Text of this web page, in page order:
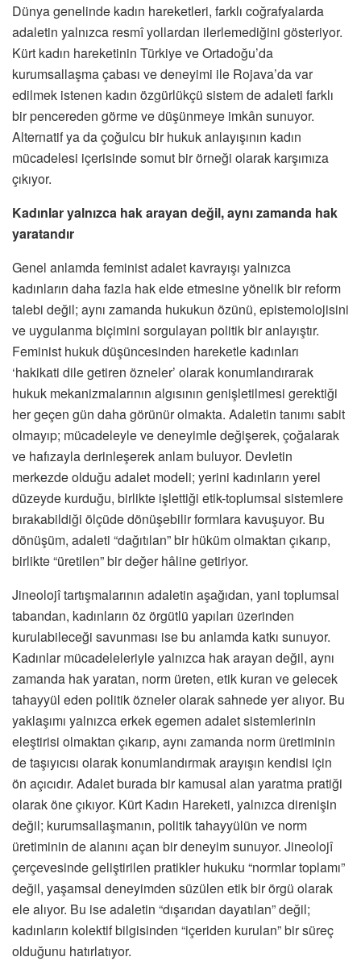
Dünya genelinde kadın hareketleri, farklı coğrafyalarda
adaletin yalnızca resmî yollardan ilerlemediğini gösteriyor.
Kürt kadın hareketinin Türkiye ve Ortadoğu’da
kurumsallaşma çabası ve deneyimi ile Rojava’da var
edilmek istenen kadın özgürlükçü sistem de adaleti farklı
bir pencereden görme ve düşünmeye imkân sunuyor.
Alternatif ya da çoğulcu bir hukuk anlayışının kadın
mücadelesi içerisinde somut bir örneği olarak karşımıza
çıkıyor.
Kadınlar yalnızca hak arayan değil, aynı zamanda hak
yaratandır
Genel anlamda feminist adalet kavrayışı yalnızca
kadınların daha fazla hak elde etmesine yönelik bir reform
talebi değil; aynı zamanda hukukun özünü, epistemolojisini
ve uygulanma biçimini sorgulayan politik bir anlayıştır.
Feminist hukuk düşüncesinden hareketle kadınları
‘hakikati dile getiren özneler’ olarak konumlandırarak
hukuk mekanizmalarının algısının genişletilmesi gerektiği
her geçen gün daha görünür olmakta. Adaletin tanımı sabit
olmayıp; mücadeleyle ve deneyimle değişerek, çoğalarak
ve hafızayla derinleşerek anlam buluyor. Devletin
merkezde olduğu adalet modeli; yerini kadınların yerel
düzeyde kurduğu, birlikte işlettiği etik-toplumsal sistemlere
bırakabildiği ölçüde dönüşebilir formlara kavuşuyor. Bu
dönüşüm, adaleti “dağıtılan” bir hüküm olmaktan çıkarıp,
birlikte “üretilen” bir değer hâline getiriyor.
Jineolojî tartışmalarının adaletin aşağıdan, yani toplumsal
tabandan, kadınların öz örgütlü yapıları üzerinden
kurulabileceği savunması ise bu anlamda katkı sunuyor.
Kadınlar mücadeleleriyle yalnızca hak arayan değil, aynı
zamanda hak yaratan, norm üreten, etik kuran ve gelecek
tahayyül eden politik özneler olarak sahnede yer alıyor. Bu
yaklaşımı yalnızca erkek egemen adalet sistemlerinin
eleştirisi olmaktan çıkarıp, aynı zamanda norm üretiminin
de taşıyıcısı olarak konumlandırmak arayışın kendisi için
ön açıcıdır. Adalet burada bir kamusal alan yaratma pratiği
olarak öne çıkıyor. Kürt Kadın Hareketi, yalnızca direnişin
değil; kurumsallaşmanın, politik tahayyülün ve norm
üretiminin de alanını açan bir deneyim sunuyor. Jineolojî
çerçevesinde geliştirilen pratikler hukuku “normlar toplamı”
değil, yaşamsal deneyimden süzülen etik bir örgü olarak
ele alıyor. Bu ise adaletin “dışarıdan dayatılan” değil;
kadınların kolektif bilgisinden “içeriden kurulan” bir süreç
olduğunu hatırlatıyor.